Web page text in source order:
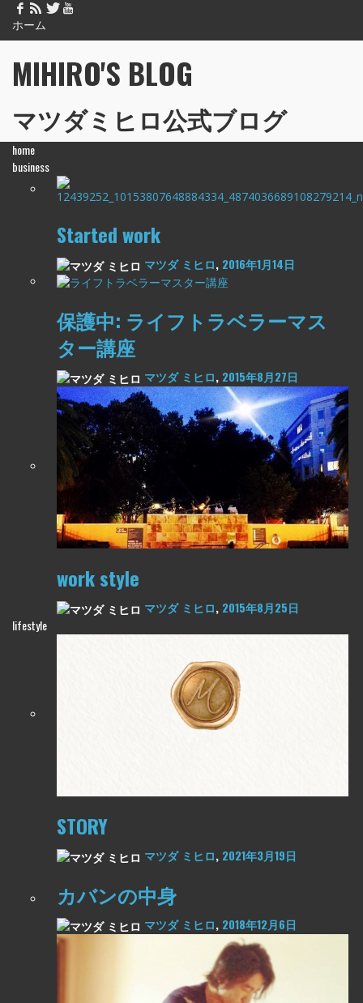
ホーム
MIHIRO'S BLOG
マツダミヒロ公式ブログ
home
business
Started work
マツダ ミヒロ, 2016年1月14日
保護中: ライフトラベラーマス
ター講座
マツダ ミヒロ, 2015年8月27日
work style
マツダ ミヒロ, 2015年8月25日
lifestyle
STORY
マツダ ミヒロ, 2021年3月19日
カバンの中身
マツダ ミヒロ, 2018年12月6日